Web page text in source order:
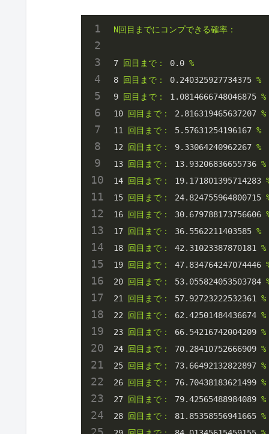
N回目までにコンプできる確率：
7 回目まで： 0.0 %
8
回目まで： 0.240325927734375 %
9
回目まで： 1.0814666748046875 %
10
回目まで： 2.816319465637207 %
11
回目まで： 5.57631254196167 %
12
回目まで： 9.33064240962267 %
13
回目まで： 13.93206836655736 %
14
回目まで： 19.171801395714283
15
回目まで： 24.824755964800715
16
回目まで： 30.679788173756606
17
回目まで： 36.5562211403585 %
18
回目まで： 42.31023387870181 %
19
回目まで： 47.834764247074446
20
回目まで： 53.055824053503784
21
回目まで： 57.92723222532361 %
22
回目まで： 62.42501484436674 %
23
回目まで： 66.54216742004209 %
24
回目まで： 70.28410752666909 %
25
回目まで： 73.66492132822897 %
26
回目まで： 76.70438183621499 %
27
回目まで： 79.42565488984089 %
28
回目まで： 81.85358556941665 %